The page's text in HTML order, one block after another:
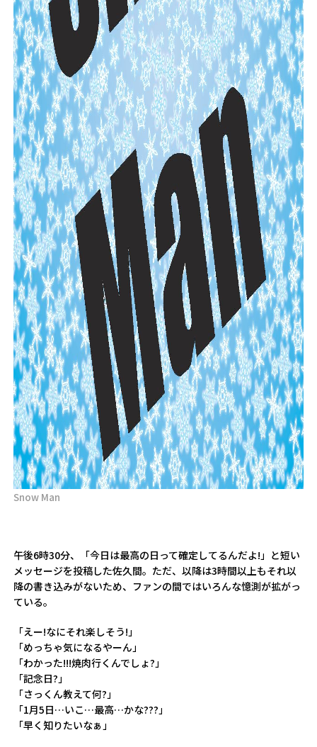
Snow Man
午後6時30分、「今日は最高の日って確定してるんだよ!」と短い
メッセージを投稿した佐久間。ただ、以降は3時間以上もそれ以
降の書き込みがないため、ファンの間ではいろんな憶測が拡がっ
ている。
「えー!なにそれ楽しそう!」
「めっちゃ気になるやーん」
「わかった!!!焼肉行くんでしょ?」
「記念日?」
「さっくん教えて何?」
「1月5日…いこ…最高…かな???」
「早く知りたいなぁ」